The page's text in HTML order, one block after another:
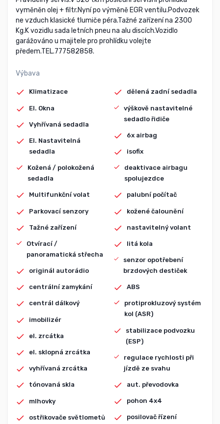
vyměněn olej + filtr.Nyní po výměně EGR ventilu.Podvozek
ne vzduch klasické tlumiče péra.Tažné zařízení na 2300
Kg.K vozidlu sada letních pneu na alu discích.Vozidlo
garážováno u majitele pro prohlídku volejte
předem.TEL.777582858.
Výbava
Klimatizace
El. Okna
Vyhřívaná sedadla
El. Nastavitelná
sedadla
Kožená / polokožená
sedadla
Multifunkční volat
Parkovací senzory
Tažné zařízení
Otvírací /
panoramatická střecha
originál autorádio
centrální zamykání
centrál dálkový
imobilizér
el. zrcátka
el. sklopná zrcátka
vyhřívaná zrcátka
tónovaná skla
mlhovky
ostřikovače světlometů
dělená zadní sedadla
výškově nastavitelné
sedadlo řidiče
6x airbag
isofix
deaktivace airbagu
spolujezdce
palubní počítač
kožené čalounění
nastavitelný volant
litá kola
senzor opotřebení
brzdových destiček
ABS
protiprokluzový systém
kol (ASR)
stabilizace podvozku
(ESP)
regulace rychlosti při
jízdě ze svahu
aut. převodovka
pohon 4x4
posilovač řízení